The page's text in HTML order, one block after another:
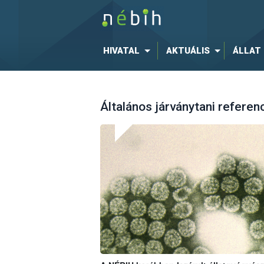
HIVATAL AKTUÁLIS ÁLLAT
Általános járványtani